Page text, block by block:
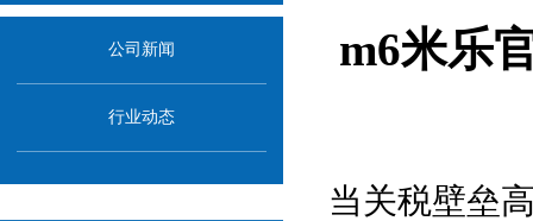
公司新闻
行业动态
m6米乐
当关税壁垒